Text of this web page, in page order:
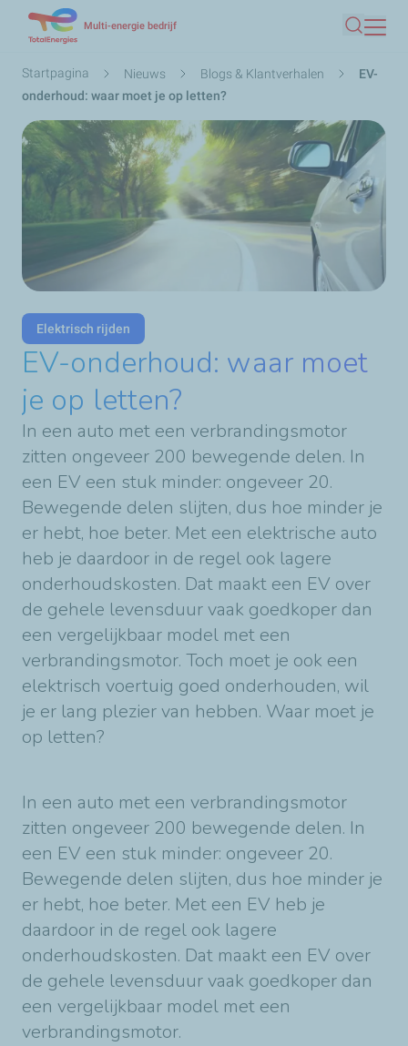
naar
de
gaan
Multi-energie bedrijf
Zoeken
Kruimelpad
Startpagina Nieuws Blogs & Klantverhalen
EV-
onderhoud: waar moet je op letten?
Elektrisch rijden
EV-onderhoud: waar moet
je op letten?
In een auto met een verbrandingsmotor
zitten ongeveer 200 bewegende delen. In
een EV een stuk minder: ongeveer 20.
Bewegende delen slijten, dus hoe minder je
er hebt, hoe beter. Met een elektrische auto
heb je daardoor in de regel ook lagere
onderhoudskosten. Dat maakt een EV over
de gehele levensduur vaak goedkoper dan
een vergelijkbaar model met een
verbrandingsmotor. Toch moet je ook een
elektrisch voertuig goed onderhouden, wil
je er lang plezier van hebben. Waar moet je
op letten?
In een auto met een verbrandingsmotor
zitten ongeveer 200 bewegende delen. In
een EV een stuk minder: ongeveer 20.
Bewegende delen slijten, dus hoe minder je
er hebt, hoe beter. Met een EV heb je
daardoor in de regel ook lagere
onderhoudskosten. Dat maakt een EV over
de gehele levensduur vaak goedkoper dan
een vergelijkbaar model met een
verbrandingsmotor.